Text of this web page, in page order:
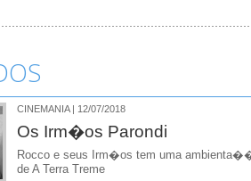
CINEMANIA | 12/07/2018
Os Irm�os Parondi
Rocco e seus Irm�os tem uma
de A Terra Treme